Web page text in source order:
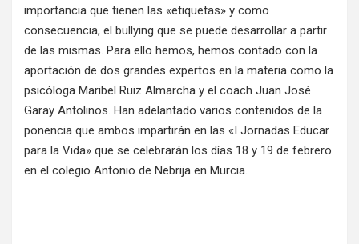
importancia que tienen las «etiquetas» y como
consecuencia, el bullying que se puede desarrollar a partir
de las mismas. Para ello hemos, hemos contado con la
aportación de dos grandes expertos en la materia como la
psicóloga Maribel Ruiz Almarcha y el coach Juan José
Garay Antolinos. Han adelantado varios contenidos de la
ponencia que ambos impartirán en las «I Jornadas Educar
para la Vida» que se celebrarán los días 18 y 19 de febrero
en el colegio Antonio de Nebrija en Murcia.